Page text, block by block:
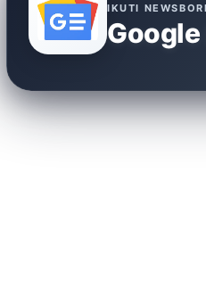
IKUTI
Google